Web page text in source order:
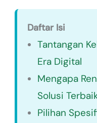
Daftar Isi
Tantangan
Era Digital
Mengapa
Solusi
Pilihan